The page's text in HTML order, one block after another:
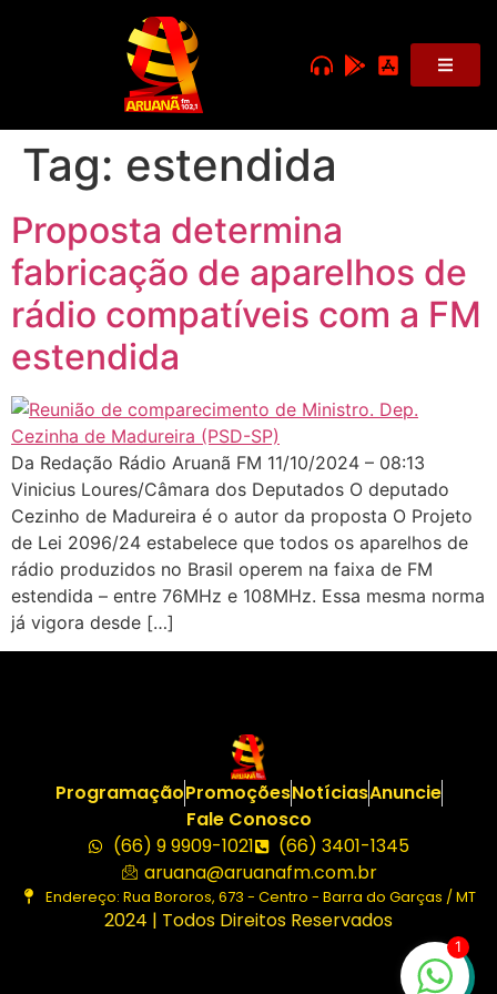
Tag: estendida
Proposta determina
fabricação de aparelhos de
rádio compatíveis com a FM
estendida
Da Redação Rádio Aruanã FM 11/10/2024 – 08:13
Vinicius Loures/Câmara dos Deputados O deputado
Cezinho de Madureira é o autor da proposta O Projeto
de Lei 2096/24 estabelece que todos os aparelhos de
rádio produzidos no Brasil operem na faixa de FM
estendida – entre 76MHz e 108MHz. Essa mesma norma
já vigora desde […]
ProgramaçãoPromoçõesNotíciasAnuncie
Fale Conosco
(66) 9 9909-1021
(66) 3401-1345
aruana@aruanafm.com.br
Endereço: Rua Bororos, 673 - Centro - Barra do Garças / MT
2024 | Todos Direitos Reservados
1